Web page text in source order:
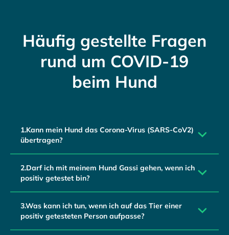
Häufig gestellte Fragen
rund um COVID-19
beim Hund
1.Kann mein Hund das Corona-Virus (SARS-CoV2)
übertragen?
2.Darf ich mit meinem Hund Gassi gehen, wenn ich
positiv getestet bin?
3.Was kann ich tun, wenn ich auf das Tier einer
positiv getesteten Person aufpasse?